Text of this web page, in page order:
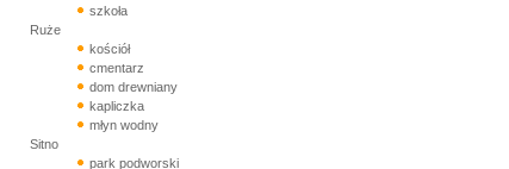
szkoła
Ruże
kościół
cmentarz
dom drewniany
kapliczka
młyn wodny
Sitno
park podworski